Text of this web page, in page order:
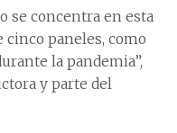
se concentra en esta
cinco paneles, como
la pandemia”,
y parte del